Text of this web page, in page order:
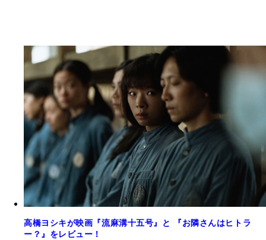
高橋ヨシキが映画『流麻溝十五号』と 『お隣さんはヒトラ
ー？』をレビュー！